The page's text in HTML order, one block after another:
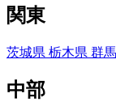
関東
茨城県 栃木県 群
中部